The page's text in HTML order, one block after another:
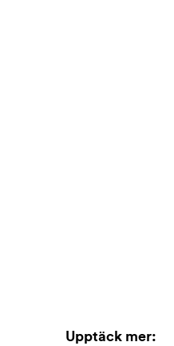
Upptäck mer: